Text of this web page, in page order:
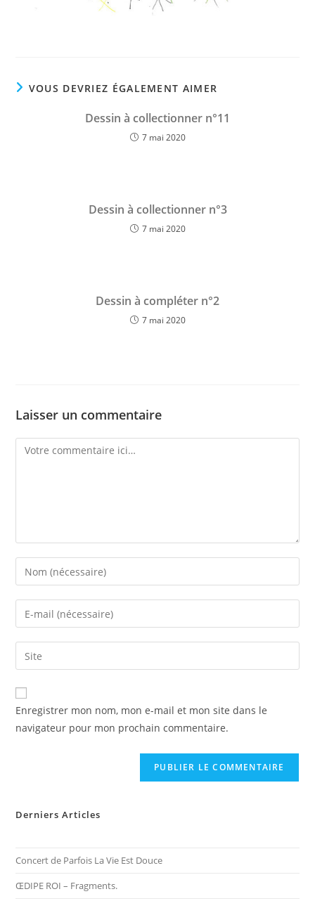
VOUS DEVRIEZ ÉGALEMENT AIMER
Dessin à collectionner n°11
7 mai 2020
Dessin à collectionner n°3
7 mai 2020
Dessin à compléter n°2
7 mai 2020
Laisser un commentaire
Comment
Enter
your
name
comment
Enter
your
email
address
comment
Saisir
l’URL
de
votre
(facultatif)
Enregistrer mon nom, mon e-mail et mon site dans le
navigateur pour mon prochain commentaire.
Derniers Articles
Concert de Parfois La Vie Est Douce
ŒDIPE ROI – Fragments.